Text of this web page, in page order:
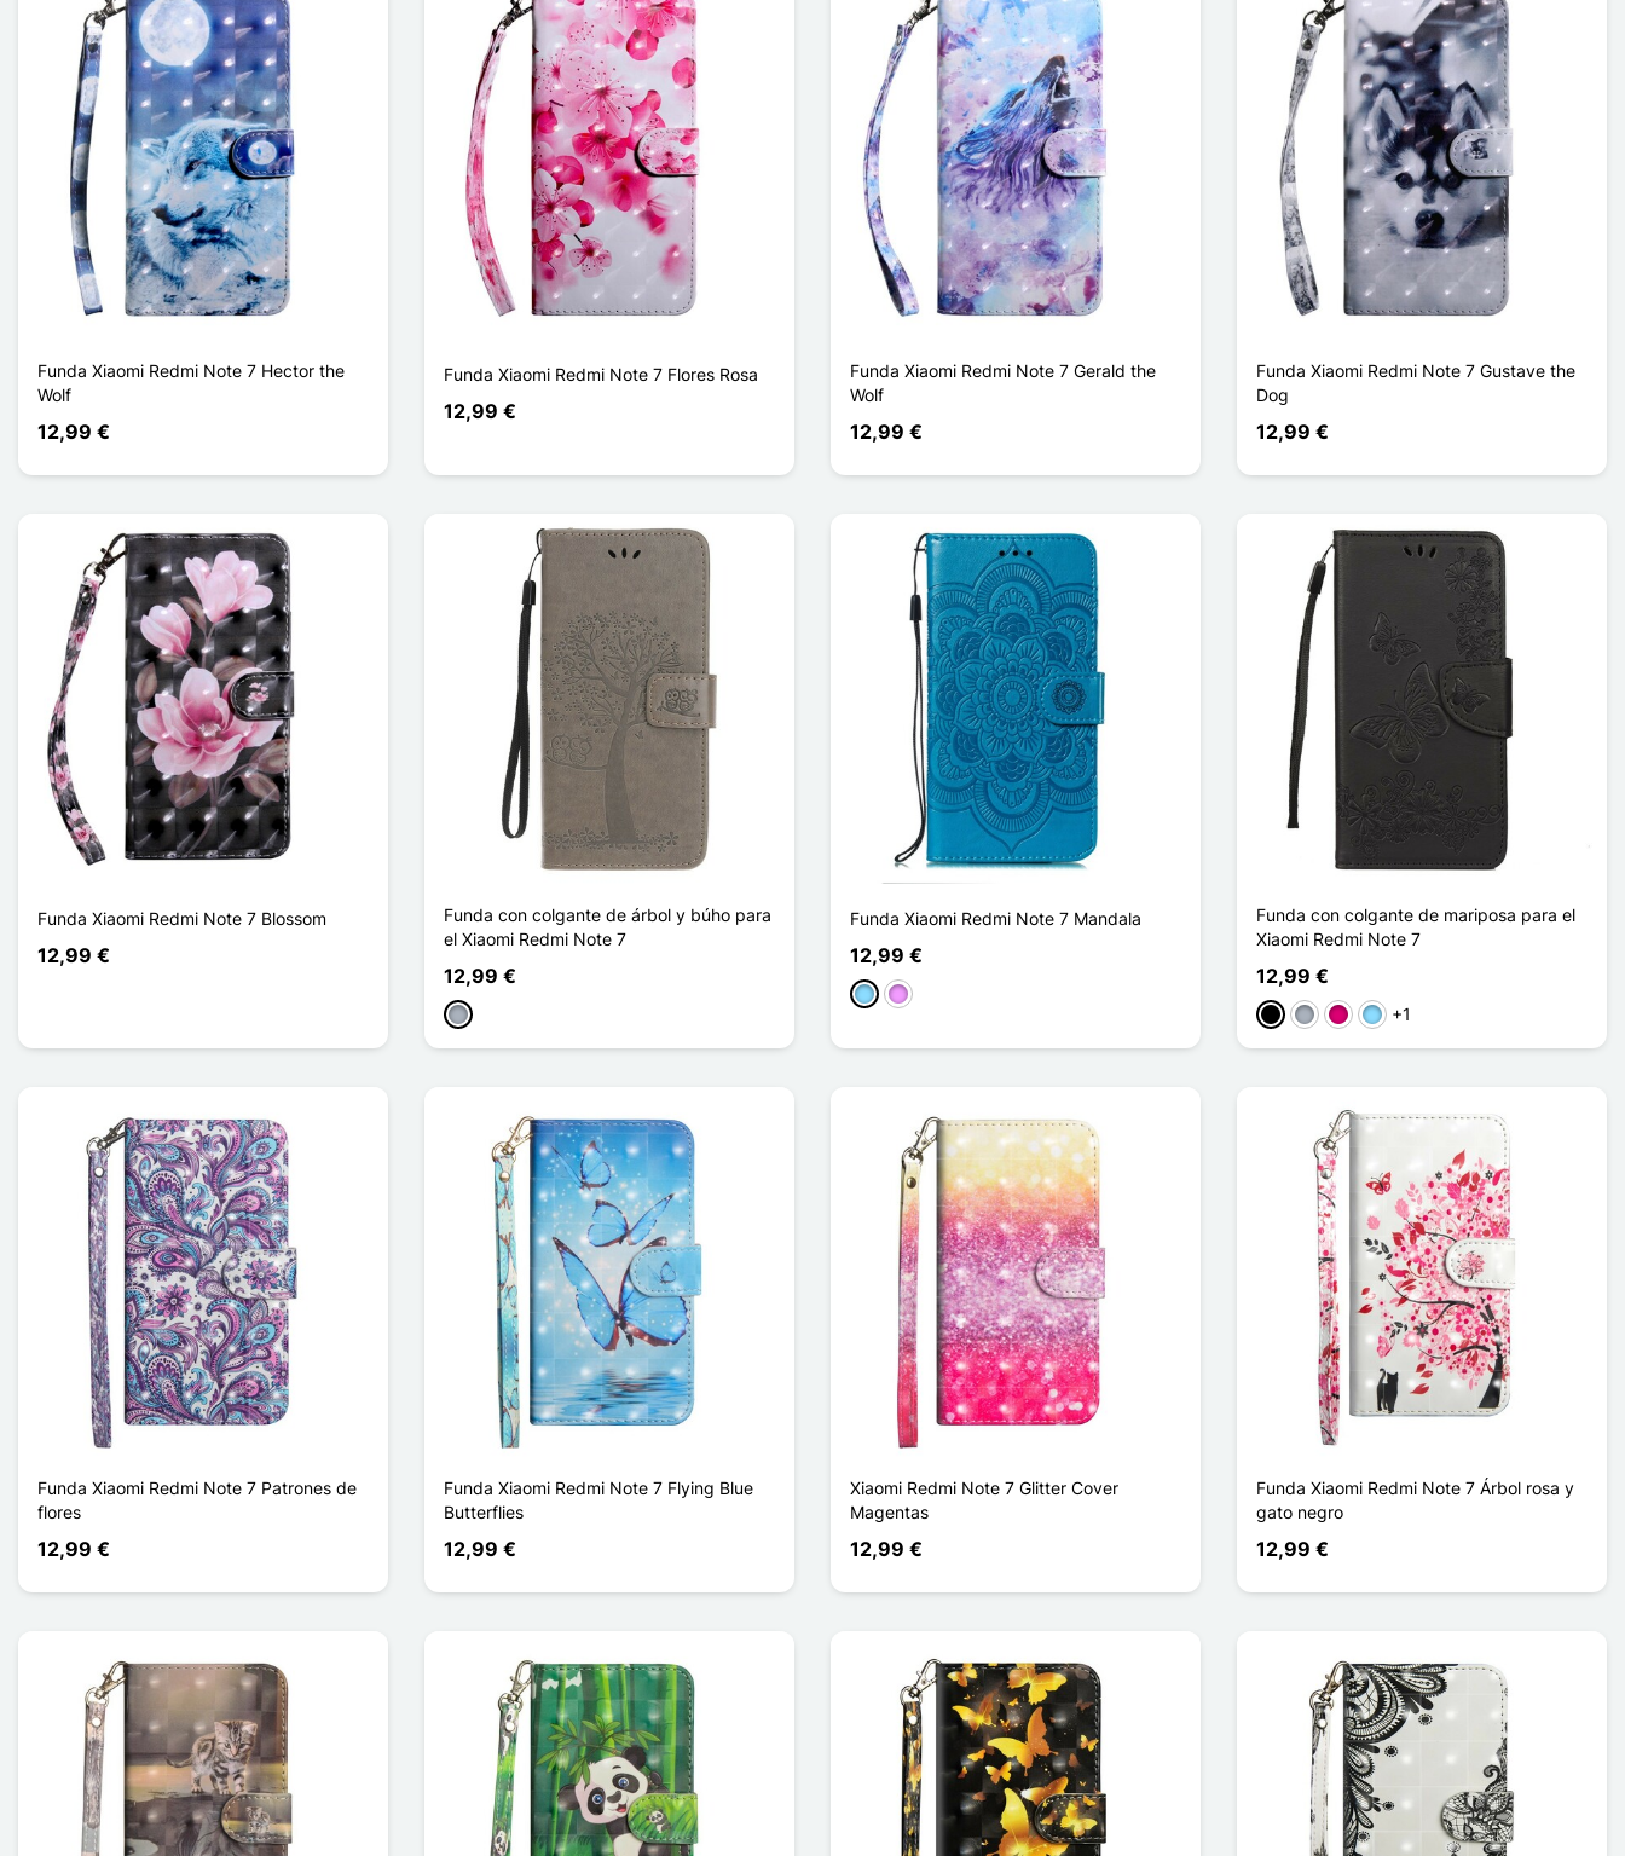
Funda Xiaomi Redmi Note 7 Hector the
Wolf
12,99 €
Funda Xiaomi Redmi Note 7 Flores Rosa
12,99 €
Funda Xiaomi Redmi Note 7 Gerald the
Wolf
12,99 €
Funda Xiaomi Redmi Note 7 Gustave the
Dog
12,99 €
Funda Xiaomi Redmi Note 7 Blossom
12,99 €
Funda con colgante de árbol y búho para
el Xiaomi Redmi Note 7
12,99 €
Gris
Funda Xiaomi Redmi Note 7 Mandala
12,99 €
Azul claroMorado claro
Funda con colgante de mariposa para el
Xiaomi Redmi Note 7
12,99 €
NegroGris MagentaAzul claro
+1
Funda Xiaomi Redmi Note 7 Patrones de
flores
12,99 €
Funda Xiaomi Redmi Note 7 Flying Blue
Butterflies
12,99 €
Xiaomi Redmi Note 7 Glitter Cover
Magentas
12,99 €
Funda Xiaomi Redmi Note 7 Árbol rosa y
gato negro
12,99 €